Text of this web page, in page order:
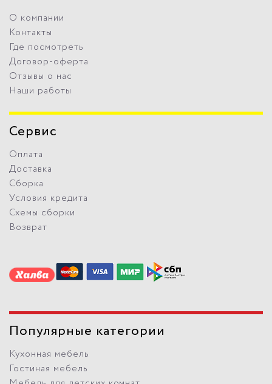
О компании
Контакты
Где посмотреть
Договор-оферта
Отзывы о нас
Наши работы
Сервис
Оплата
Доставка
Сборка
Условия кредита
Схемы сборки
Возврат
Популярные категории
Кухонная мебель
Гостиная мебель